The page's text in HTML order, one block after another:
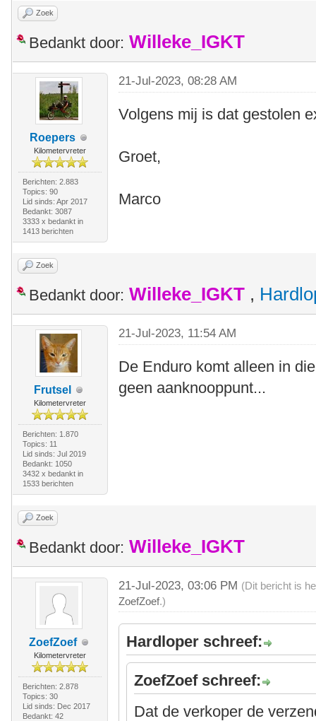
Zoek
Bedankt door: Willeke_IGKT
Roepers
Kilometervreter
Berichten: 2.883
Topics: 90
Lid sinds: Apr 2017
Bedankt: 3087
3333 x bedankt in
1413 berichten
21-Jul-2023, 08:28 AM
Volgens mij is dat gestolen
Groet,
Marco
Zoek
Bedankt door: Willeke_IGKT ,
Frutsel
Kilometervreter
Berichten: 1.870
Topics: 11
Lid sinds: Jul 2019
Bedankt: 1050
3432 x bedankt in
1533 berichten
21-Jul-2023, 11:54 AM
De Enduro komt alleen in
geen aanknooppunt...
Zoek
Bedankt door: Willeke_IGKT
ZoefZoef
Kilometervreter
Berichten: 2.878
Topics: 30
Lid sinds: Dec 2017
Bedankt: 42
21-Jul-2023, 03:06 PM (Dit bericht is
ZoefZoef.)
Hardloper schreef:
ZoefZoef schreef:
Dat de verkoper de